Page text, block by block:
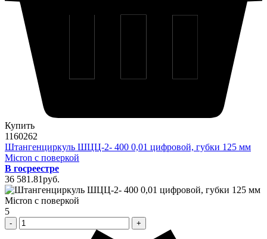
Купить
1160262
Штангенциркуль ШЦЦ-2- 400 0,01 цифровой, губки 125 мм
Micron с поверкой
В госреестре
36 581 .81pуб.
5